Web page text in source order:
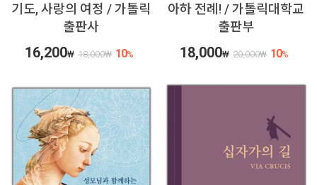
기도, 사랑의 여정 / 가톨릭
출판사
16,200₩ 18,000₩ 10%
아하 전례! / 가톨릭대학교
출판부
18,000₩ 20,000₩ 10%